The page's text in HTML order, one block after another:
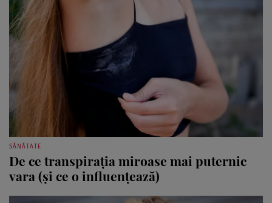
De ce transpirația miroase mai puternic
vara (și ce o influențează)